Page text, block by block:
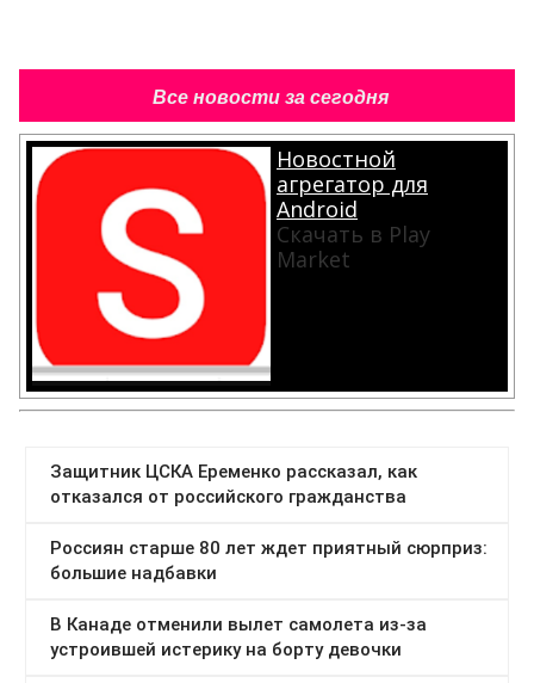
Все новости за сегодня
Новостной
агрегатор для
Android
Скачать в Play
Market